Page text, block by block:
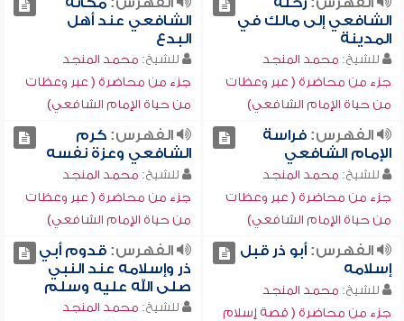
الشافعي إلى مالك في
المدينة
للشيخ: محمد المنجد
جزء من محاضرة ( عبر وعظات
من حياة الإمام الشافعي)
الشافعي عند أهل
البدع
للشيخ: محمد المنجد
جزء من محاضرة ( عبر وعظات
من حياة الإمام الشافعي)
الفهرس:فراسة
الإمام الشافعي
للشيخ: محمد المنجد
جزء من محاضرة ( عبر وعظات
من حياة الإمام الشافعي)
الفهرس:كرم
الشافعي وعزة نفسه
للشيخ: محمد المنجد
جزء من محاضرة ( عبر وعظات
من حياة الإمام الشافعي)
الفهرس:أبو ذر قبل
إسلامه
للشيخ: محمد المنجد
جزء من محاضرة ( قصة إسلام
الفهرس:قدوم أبي
ذر وإسلامه عند النبي
صلى الله عليه وسلم
للشيخ: محمد المنجد